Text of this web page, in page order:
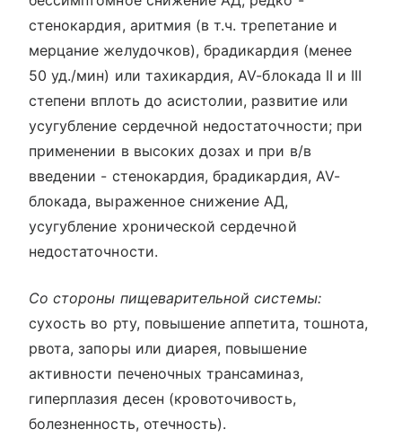
стенокардия, аритмия (в т.ч. трепетание и
мерцание желудочков), брадикардия (менее
50 уд./мин) или тахикардия, AV-блокада II и III
степени вплоть до асистолии, развитие или
усугубление сердечной недостаточности; при
применении в высоких дозах и при в/в
введении - стенокардия, брадикардия, AV-
блокада, выраженное снижение АД,
усугубление хронической сердечной
недостаточности.
Со стороны пищеварительной системы:
сухость во рту, повышение аппетита, тошнота,
рвота, запоры или диарея, повышение
активности печеночных трансаминаз,
гиперплазия десен (кровоточивость,
болезненность, отечность).